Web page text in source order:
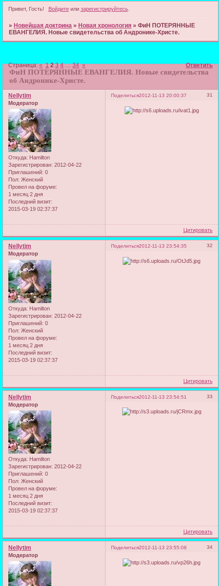
Привет, Гость! Войдитеили зарегистрируйтесь.
»Новейшая доктрина »Новая хронология »ФиН ПОТЕРЯННЫЕ
ЕВАНГЕЛИЯ. Новые свидетельства об Андронике-Христе.
ФиН ПОТЕРЯННЫЕ ЕВАНГЕЛИЯ. Новые свидетельства
об Андронике-Христе.
Страница:« 1 2 3 4 … 34 » Ответить
Поделиться 31
2012-11-13 20:00:37
Nellytim
Модератор
Откуда: Hamilton
Зарегистрирован: 2012-04-22
Приглашений: 0
Пол: Женский
Провел на форуме:
1 месяц 2 дня
Последний визит:
2015-03-19 02:37:37
Цитировать
Поделиться 32
2012-11-13 23:54:35
Nellytim
Модератор
Откуда: Hamilton
Зарегистрирован: 2012-04-22
Приглашений: 0
Пол: Женский
Провел на форуме:
1 месяц 2 дня
Последний визит:
2015-03-19 02:37:37
Цитировать
Поделиться 33
2012-11-13 23:54:51
Nellytim
Модератор
Откуда: Hamilton
Зарегистрирован: 2012-04-22
Приглашений: 0
Пол: Женский
Провел на форуме:
1 месяц 2 дня
Последний визит:
2015-03-19 02:37:37
Цитировать
Поделиться 34
2012-11-13 23:55:08
Nellytim
Модератор